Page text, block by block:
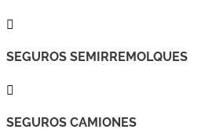

SEGUROS SEMIRREMOLQUES

SEGUROS CAMIONES